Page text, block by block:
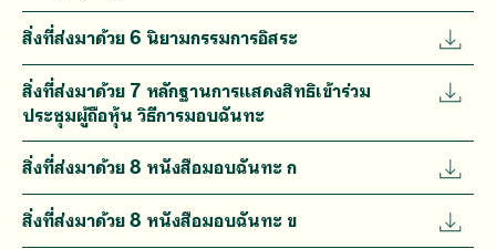
สิ่งที่ส่งมาด้วย 6 นิยามกรรมการอิสระ
สิ่งที่ส่งมาด้วย 7 หลักฐานการแสดงสิทธิเข้าร่วม
ประชุมผู้ถือหุ้น วิธีการมอบฉันทะ
สิ่งที่ส่งมาด้วย 8 หนังสือมอบฉันทะ ก
สิ่งที่ส่งมาด้วย 8 หนังสือมอบฉันทะ ข